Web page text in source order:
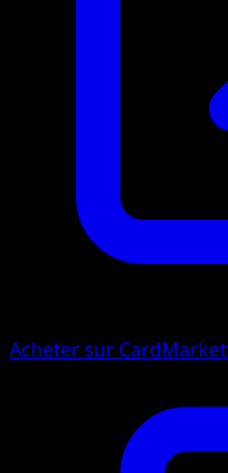
Acheter sur CardMarket